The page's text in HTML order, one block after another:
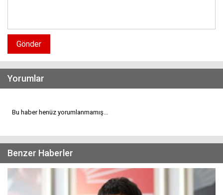
Gönder
Yorumlar
Bu haber henüz yorumlanmamış...
Benzer Haberler